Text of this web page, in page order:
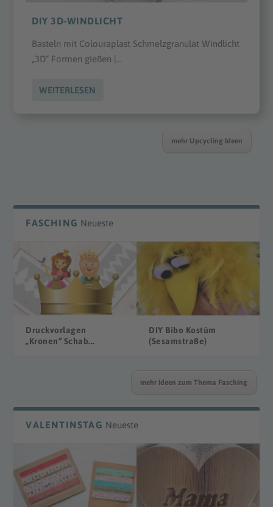
DIY 3D-WINDLICHT
Basteln mit Colouraplast Schmelzgranulat Windlicht
„3D“ Formen gießen |...
WEITERLESEN
mehr Upcycling Ideen
FASCHING Neueste
Druckvorlagen
„Kronen“ Schab...
DIY Bibo Kostüm
(Sesamstraße)
mehr Ideen zum Thema Fasching
VALENTINSTAG Neueste